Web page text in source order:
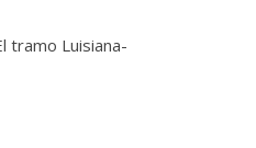
tramo Luisiana-